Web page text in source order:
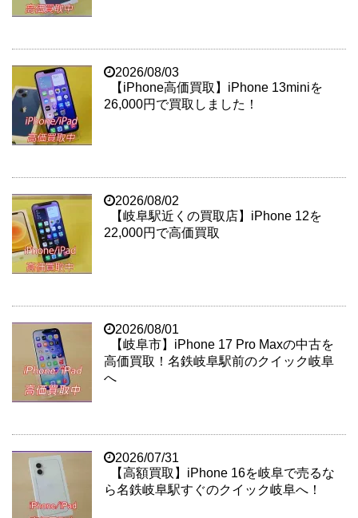
2026/08/03
【iPhone高価買取】iPhone 13miniを
26,000円で買取しました！
2026/08/02
【岐阜駅近くの買取店】iPhone 12を
22,000円で高価買取
2026/08/01
【岐阜市】iPhone 17 Pro Maxの中古を
高価買取！名鉄岐阜駅前のクイック岐阜
へ
2026/07/31
【高額買取】iPhone 16を岐阜で売るな
ら名鉄岐阜駅すぐのクイック岐阜へ！